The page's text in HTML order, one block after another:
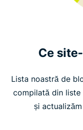
Ce
Lista noastră de
compilată din liste
și actualizăm